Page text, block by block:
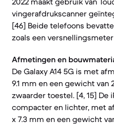
vingerafdrukscanner
[46] Beide telefoons
zoals een
Afmetingen en
De Galaxy A14 5G is met
9.1 mm en een gewicht van
zwaarder toestel. [4, 15] De
compacter en lichter, met
x 7.3 mm en een gewicht